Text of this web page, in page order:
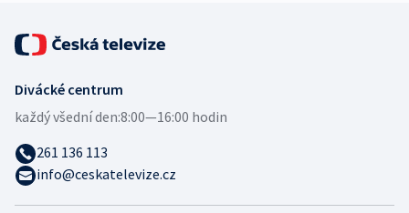
Divácké centrum
každý všední den:8:00—16:00 hodin
261 136 113
info@ceskatelevize.cz